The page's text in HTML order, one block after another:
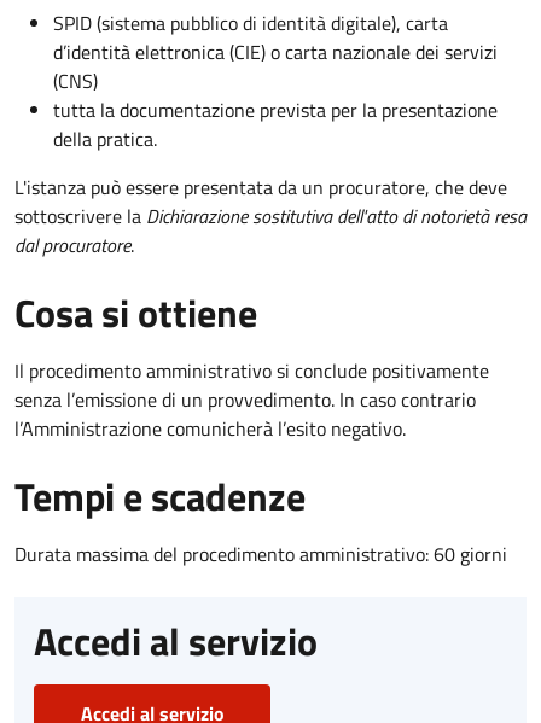
SPID (sistema pubblico di identità digitale), carta
d’identità elettronica (CIE) o carta nazionale dei servizi
(CNS)
tutta la documentazione prevista per la presentazione
della pratica.
L'istanza può essere presentata da un procuratore, che deve
sottoscrivere la Dichiarazione sostitutiva dell'atto di notorietà resa
dal procuratore.
Cosa si ottiene
Il procedimento amministrativo si conclude positivamente
senza l’emissione di un provvedimento. In caso contrario
l’Amministrazione comunicherà l’esito negativo.
Tempi e scadenze
Durata massima del procedimento amministrativo: 60 giorni
Accedi al servizio
Accedi al servizio